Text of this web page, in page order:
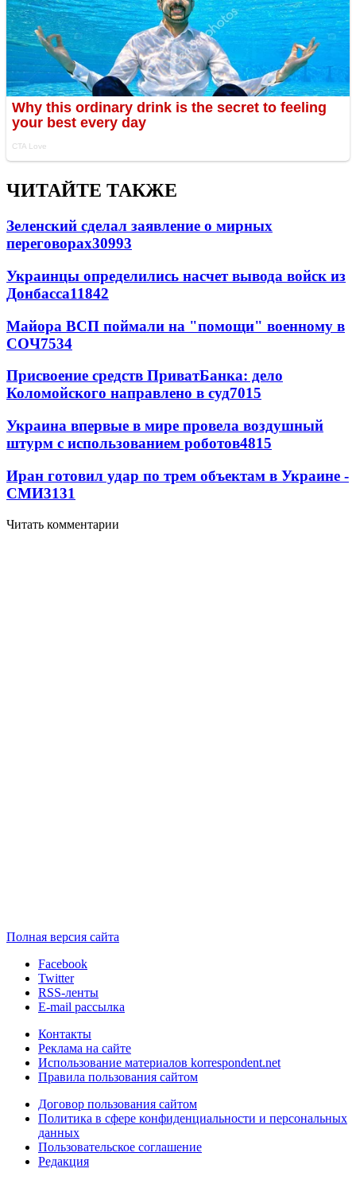
ЧИТАЙТЕ ТАКЖЕ
Зеленский сделал заявление о мирных
переговорах30993
Украинцы определились насчет вывода войск из
Донбасса11842
Майора ВСП поймали на "помощи" военному в
СОЧ7534
Присвоение средств ПриватБанка: дело
Коломойского направлено в суд7015
Украина впервые в мире провела воздушный
штурм с использованием роботов4815
Иран готовил удар по трем объектам в Украине -
СМИ3131
Читать комментарии
Полная версия сайта
Facebook
Twitter
RSS-ленты
E-mail рассылка
Контакты
Реклама на сайте
Использование материалов korrespondent.net
Правила пользования сайтом
Договор пользования сайтом
Политика в сфере конфиденциальности и персональных
данных
Пользовательское соглашение
Редакция